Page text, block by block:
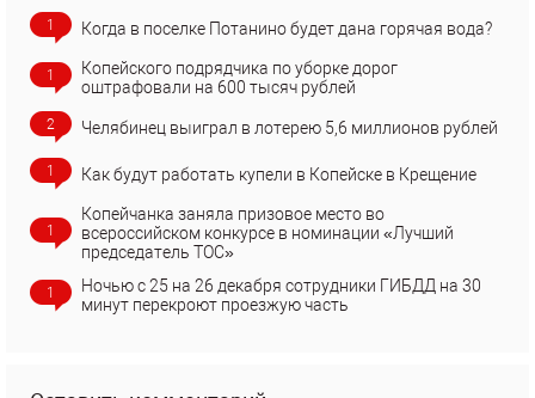
1 Когда в поселке Потанино будет дана горячая вода?
1
Копейского подрядчика по уборке дорог
оштрафовали на 600 тысяч рублей
2 Челябинец выиграл в лотерею 5,6 миллионов рублей
1 Как будут работать купели в Копейске в Крещение
1
Копейчанка заняла призовое место во
всероссийском конкурсе в номинации «Лучший
председатель ТОС»
1
Ночью с 25 на 26 декабря сотрудники ГИБДД на 30
минут перекроют проезжую часть